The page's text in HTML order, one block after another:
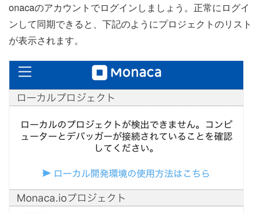
onacaのアカウントでログインしましょう。正常にログイ
ンして同期できると、下記のようにプロジェクトのリスト
が表示されます。